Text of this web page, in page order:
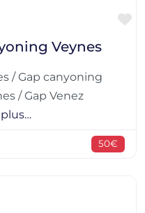
Veynes
/ Gap canyoning
/ Gap Venez
50€